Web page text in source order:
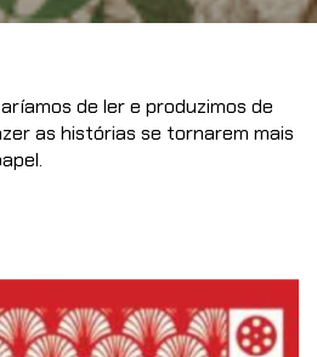
de ler e produzimos de
as histórias se tornarem mais